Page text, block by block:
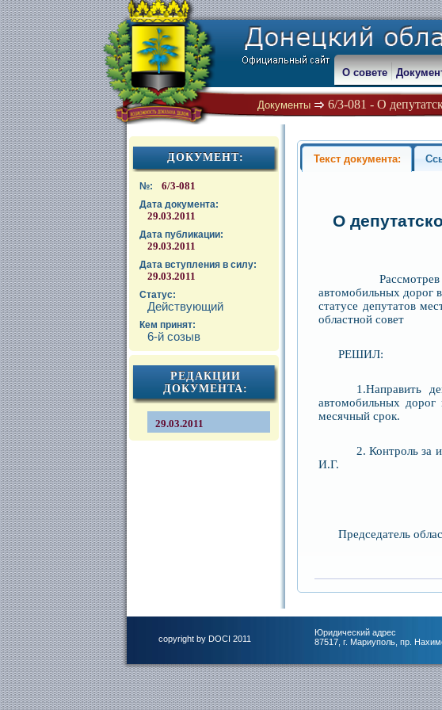
Документы 6/3-081 - О
О совете
ДОКУМЕНТ:
№: 6/3-081
Дата документа:
29.03.2011
Дата публикации:
29.03.2011
Дата вступления в силу:
29.03.2011
Статус:
Действующий
Кем принят:
6-й созыв
РЕДАКЦИИ
ДОКУМЕНТА:
29.03.2011
Текст документа:
О
Рассмотрев
автомобильных дорог
статусе депутатов
областной совет
РЕШИЛ:
1.Направить
автомобильных
месячный срок.
2. Контроль за
И.Г.
copyright by DOCI 2011
Юридический адрес
87517, г. Мариуполь, пр.